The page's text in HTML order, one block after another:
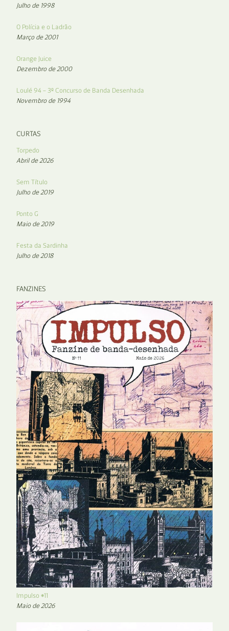
Julho de 1998
O Polícia e o Ladrão
Março de 2001
Orange Juice
Dezembro de 2000
Loulé 94 – 3º Concurso de Banda Desenhada
Novembro de 1994
CURTAS
Torpedo
Abril de 2026
Sem Título
Julho de 2019
Ponto G
Maio de 2019
Festa da Sardinha
Julho de 2018
FANZINES
Impulso #11
Maio de 2026